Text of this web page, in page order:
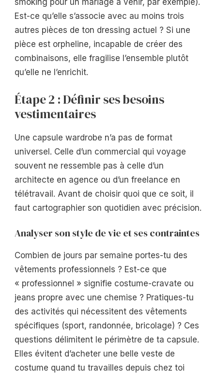
smoking pour un mariage à venir, par exemple).
Est-ce qu’elle s’associe avec au moins trois
autres pièces de ton dressing actuel ? Si une
pièce est orpheline, incapable de créer des
combinaisons, elle fragilise l’ensemble plutôt
qu’elle ne l’enrichit.
Étape 2 : Définir ses besoins
vestimentaires
Une capsule wardrobe n’a pas de format
universel. Celle d’un commercial qui voyage
souvent ne ressemble pas à celle d’un
architecte en agence ou d’un freelance en
télétravail. Avant de choisir quoi que ce soit, il
faut cartographier son quotidien avec précision.
Analyser son style de vie et ses contraintes
Combien de jours par semaine portes-tu des
vêtements professionnels ? Est-ce que
« professionnel » signifie costume-cravate ou
jeans propre avec une chemise ? Pratiques-tu
des activités qui nécessitent des vêtements
spécifiques (sport, randonnée, bricolage) ? Ces
questions délimitent le périmètre de ta capsule.
Elles évitent d’acheter une belle veste de
costume quand tu travailles depuis chez toi